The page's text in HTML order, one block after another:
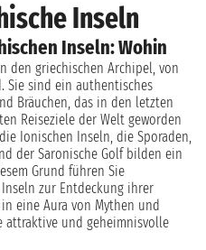
Inseln
Inseln: Wohin
den griechischen Archipel, von
Sie sind ein authentisches
Bräuchen, das in den letzten
Reiseziele der Welt geworden
Ionischen Inseln, die Sporaden,
der Saronische Golf bilden ein
Grund führen Sie
zur Entdeckung ihrer
eine Aura von Mythen und
attraktive und geheimnisvolle